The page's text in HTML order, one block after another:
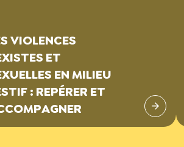
VIOLENCES
ET
EN MILIEU
: REPÉRER ET